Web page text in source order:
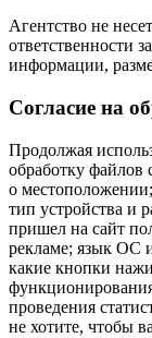
Агентство не
ответственности
информации,
Cогласие на
Продолжая
обработку файлов
о
тип устройства и
пришел на сайт
рекламе; язык ОС
какие кнопки
проведения
не хотите, чтобы